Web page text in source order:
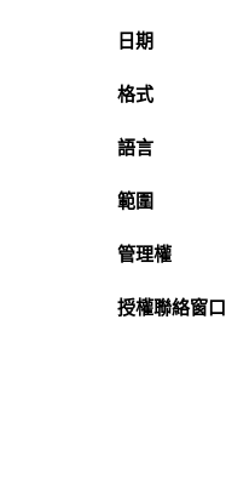
日期
格式
語言
範圍
管理權
授權聯絡窗口